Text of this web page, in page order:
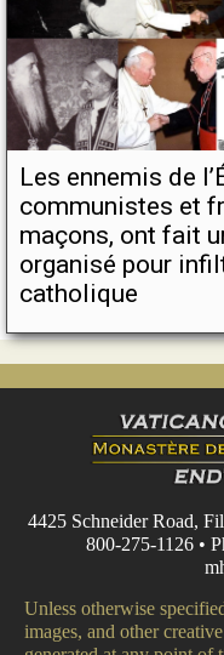
Les ennemis de
communistes et
maçons, ont fait
organisé pour
catholique
4425 Schneider Road,
800-275-1126 •
Unless otherwise
images, and other